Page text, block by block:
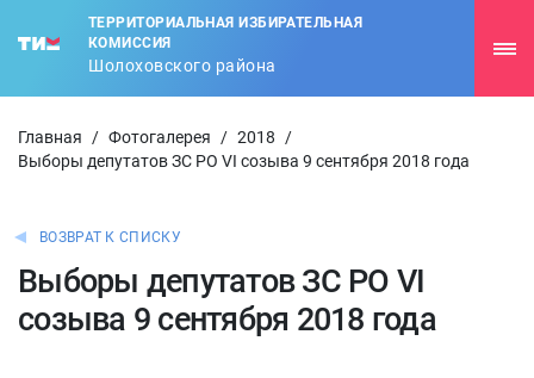
ТЕРРИТОРИАЛЬНАЯ ИЗБИРАТЕЛЬНАЯ
КОМИССИЯ
Шолоховского района
Главная / Фотогалерея / 2018
/
Выборы депутатов ЗС РО VI созыва 9 сентября 2018 года
ВОЗВРАТ К СПИСКУ
Выборы депутатов ЗС РО VI
созыва 9 сентября 2018 года